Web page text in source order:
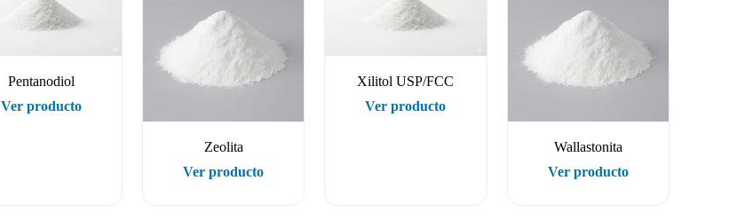
Pentanodiol
Ver producto
Zeolita
Ver producto
Xilitol USP/FCC
Ver producto
Wallastonita
Ver producto